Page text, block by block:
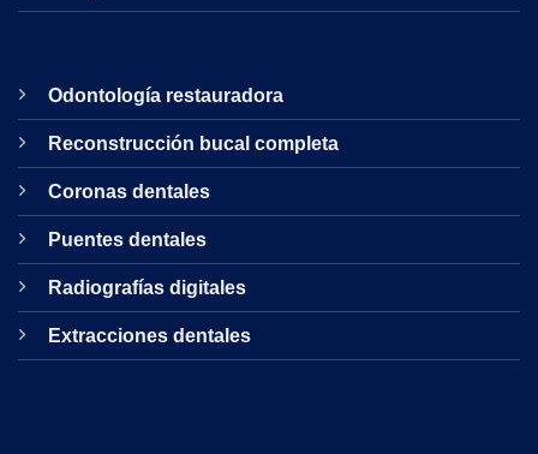
Odontología restauradora
Reconstrucción bucal completa
Coronas dentales
Puentes dentales
Radiografías digitales
Extracciones dentales